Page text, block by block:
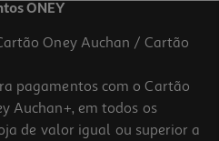
ONEY
Oney Auchan / Cartão
pagamentos com o Cartão
Auchan+, em todos os
de valor igual ou superior a